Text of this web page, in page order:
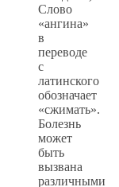
Слово
«ангина»
в
переводе
с
латинского
обозначает
«сжимать».
Болезнь
может
быть
вызвана
различными